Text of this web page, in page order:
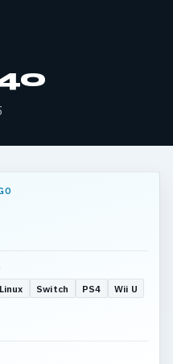
Linux Switch PS4
Wii U